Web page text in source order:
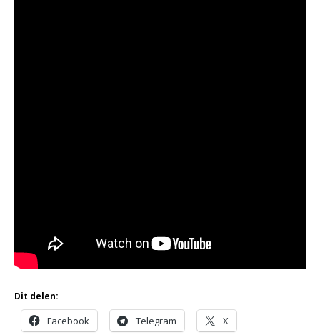
Dit delen:
Facebook Telegram X